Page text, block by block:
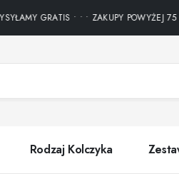
GRATIS • • • ZAKUPY POWYŻEJ 75
Rodzaj Kolczyka